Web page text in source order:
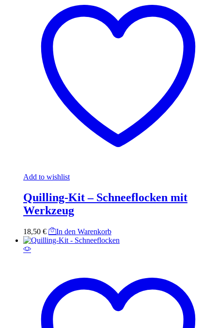
Add to wishlist
Quilling-Kit – Schneeflocken mit
Werkzeug
18,50 € In den Warenkorb